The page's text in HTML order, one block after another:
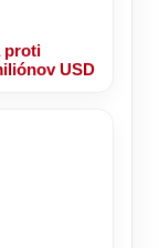
proti
USD